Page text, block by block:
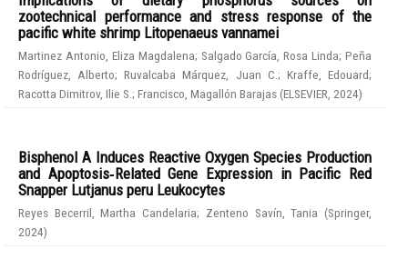
zootechnical performance and stress response of the
pacific white shrimp Litopenaeus vannamei
Martinez Antonio, Eliza Magdalena; Salgado García, Rosa Linda; Peña
Rodríguez, Alberto;Ruvalcaba Márquez, Juan C. ; Kraffe, Edouard;
Racotta Dimitrov, Ilie S. ; Francisco, Magallón Barajas (ELSEVIER 2024)
Bisphenol A Induces Reactive Oxygen Species Production
and Apoptosis‑Related Gene Expression in Pacific Red
Snapper Lutjanus peru Leukocytes
Reyes Becerril, Martha Candelaria; Zenteno Savín, Tania (Springer,
2024)